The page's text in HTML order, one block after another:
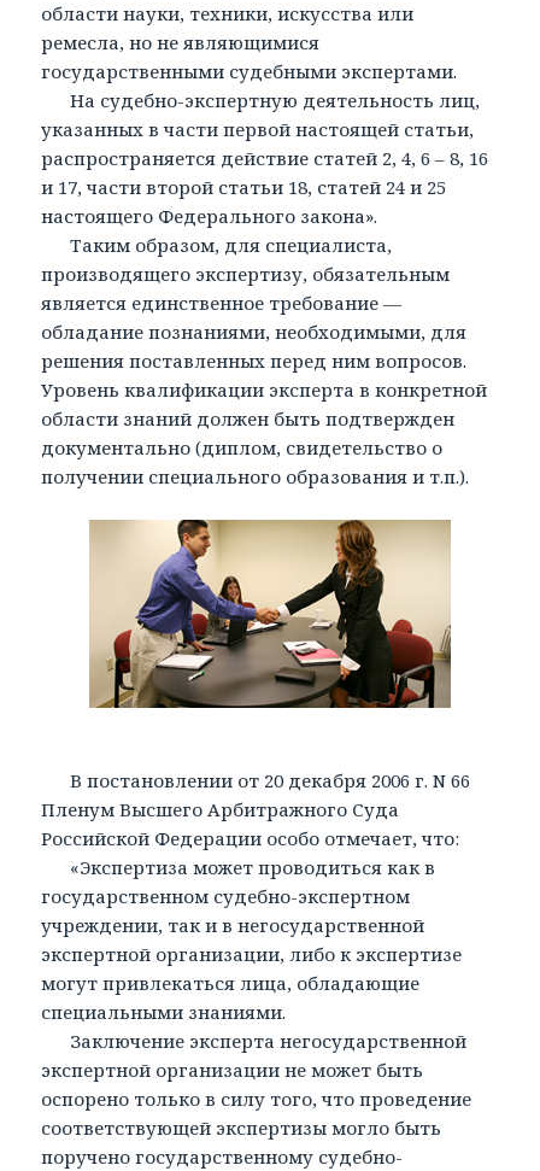
области науки, техники, искусства или
ремесла, но не являющимися
государственными судебными экспертами.
На судебно-экспертную деятельность лиц,
указанных в части первой настоящей статьи,
распространяется действие статей 2, 4, 6 – 8, 16
и 17, части второй статьи 18, статей 24 и 25
настоящего Федерального закона».
Таким образом, для специалиста,
производящего экспертизу, обязательным
является единственное требование —
обладание познаниями, необходимыми, для
решения поставленных перед ним вопросов.
Уровень квалификации эксперта в конкретной
области знаний должен быть подтвержден
документально (диплом, свидетельство о
получении специального образования и т.п.).
В постановлении от 20 декабря 2006 г. N 66
Пленум Высшего Арбитражного Суда
Российской Федерации особо отмечает, что:
«Экспертиза может проводиться как в
государственном судебно-экспертном
учреждении, так и в негосударственной
экспертной организации, либо к экспертизе
могут привлекаться лица, обладающие
специальными знаниями.
Заключение эксперта негосударственной
экспертной организации не может быть
оспорено только в силу того, что проведение
соответствующей экспертизы могло быть
поручено государственному судебно-